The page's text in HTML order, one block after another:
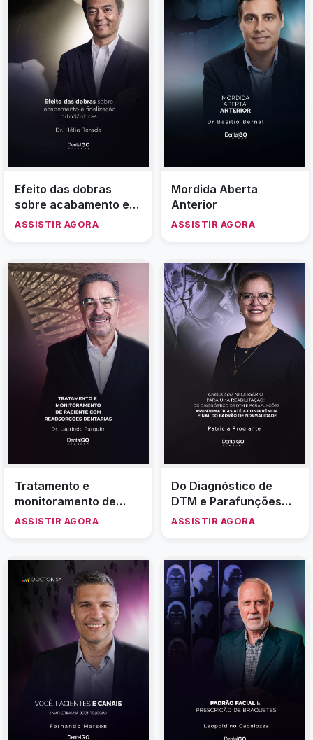
Efeito das dobras
sobre acabamento e
finalização ortodônticas
ASSISTIR AGORA
Mordida Aberta
Anterior
ASSISTIR AGORA
Tratamento e
monitoramento de
paciente com
ASSISTIR AGORA
Do Diagnóstico de
DTM e Parafunções
Assintomáticas Até a
Normalidade
ASSISTIR AGORA